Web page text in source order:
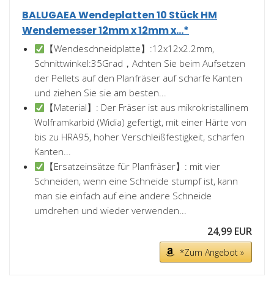
BALUGAEA Wendeplatten 10 Stück HM
Wendemesser 12mm x 12mm x...*
【Wendeschneidplatte】:12x12x2.2mm,
Schnittwinkel:35Grad，Achten Sie beim Aufsetzen
der Pellets auf den Planfräser auf scharfe Kanten
und ziehen Sie sie am besten...
【Material】: Der Fräser ist aus mikrokristallinem
Wolframkarbid (Widia) gefertigt, mit einer Härte von
bis zu HRA95, hoher Verschleißfestigkeit, scharfen
Kanten...
【Ersatzeinsätze für Planfräser】: mit vier
Schneiden, wenn eine Schneide stumpf ist, kann
man sie einfach auf eine andere Schneide
umdrehen und wieder verwenden...
24,99 EUR
*Zum Angebot »